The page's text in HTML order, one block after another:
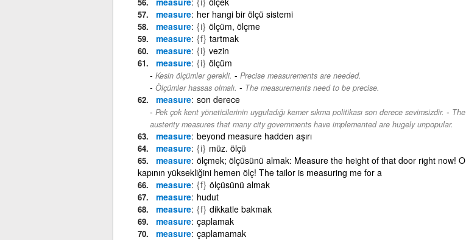
measure her hangi bir ölçü sistemi
measure {i} ölçüm, ölçme
measure {f} tartmak
measure {i} vezin
measure {i} ölçüm
Kesin ölçümler gerekli. - Precise measurements are needed.
Ölçümler hassas olmalı. - The measurements need to be precise.
measure son derece
Pek çok kent yöneticilerinin uyguladığı kemer sıkma politikası son derece sevimsizdir. - The
austerity measures that many city governments have implemented are hugely unpopular.
measure beyond measure hadden aşırı
measure {i} müz. ölçü
measure ölçmek; ölçüsünü almak: Measure the height of that door right now! O
kapının yüksekliğini hemen ölç! The tailor is measuring me for a
measure {f} ölçüsünü almak
measure hudut
measure {f} dikkatle bakmak
measure çaplamak
measure çaplamamak